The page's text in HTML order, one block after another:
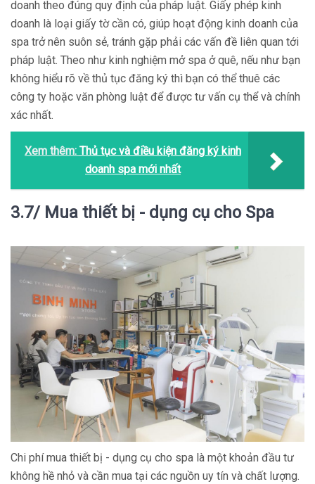
doanh theo đúng quy định của pháp luật. Giấy phép kinh
doanh là loại giấy tờ cần có, giúp hoạt động kinh doanh của
spa trở nên suôn sẻ, tránh gặp phải các vấn đề liên quan tới
pháp luật. Theo như kinh nghiệm mở spa ở quê, nếu như bạn
không hiểu rõ về thủ tục đăng ký thì bạn có thể thuê các
công ty hoặc văn phòng luật để được tư vấn cụ thể và chính
xác nhất.
Xem thêm: Thủ tục và điều kiện đăng ký kinh
doanh spa mới nhất
3.7/ Mua thiết bị - dụng cụ cho Spa
Chi phí mua thiết bị - dụng cụ cho spa là một khoản đầu tư
không hề nhỏ và cần mua tại các nguồn uy tín và chất lượng.